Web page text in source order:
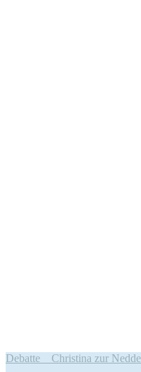
Debatte Christina zur